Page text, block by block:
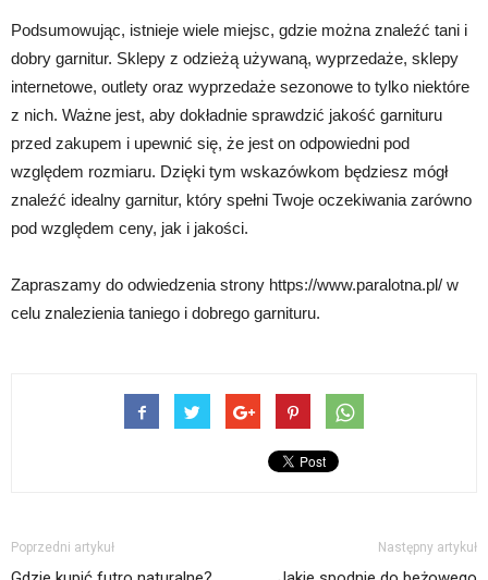
Podsumowując, istnieje wiele miejsc, gdzie można znaleźć tani i
dobry garnitur. Sklepy z odzieżą używaną, wyprzedaże, sklepy
internetowe, outlety oraz wyprzedaże sezonowe to tylko niektóre
z nich. Ważne jest, aby dokładnie sprawdzić jakość garnituru
przed zakupem i upewnić się, że jest on odpowiedni pod
względem rozmiaru. Dzięki tym wskazówkom będziesz mógł
znaleźć idealny garnitur, który spełni Twoje oczekiwania zarówno
pod względem ceny, jak i jakości.
Zapraszamy do odwiedzenia strony https://www.paralotna.pl/ w
celu znalezienia taniego i dobrego garnituru.
Poprzedni artykuł Następny artykuł